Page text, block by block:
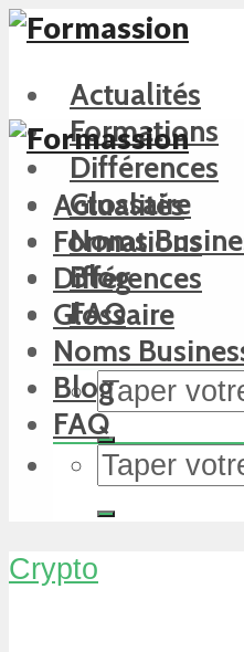
Actualités
Formations
Différences
Glossaire
Noms
Blog
FAQ
Actualités
Formations
Différences
Glossaire
Noms
Blog
FAQ
Crypto